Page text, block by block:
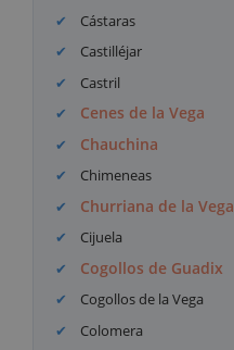
Cástaras
Castilléjar
Castril
Cenes de la Vega
Chauchina
Chimeneas
Churriana de la Vega
Cijuela
Cogollos de Guadix
Cogollos de la Vega
Colomera